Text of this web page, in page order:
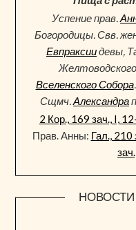
Успение прав.
Богородицы. Свв.
Евпраксиидевы,
Вселенского Собора
Сщмч.Александра
2 Кор., 169 зач., I,
Прав. Анны: Гал., 210
НОВОСТИ